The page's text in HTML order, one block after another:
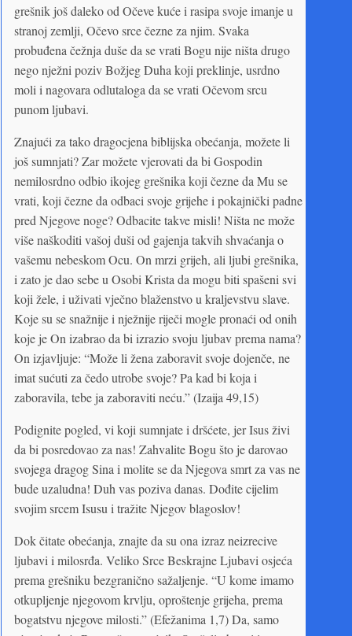
grešnik još daleko od Očeve kuće i rasipa svoje imanje u
stranoj zemlji, Očevo srce čezne za njim. Svaka
probuđena čežnja duše da se vrati Bogu nije ništa drugo
nego nježni poziv Božjeg Duha koji preklinje, usrdno
moli i nagovara odlutaloga da se vrati Očevom srcu
punom ljubavi.
Znajući za tako dragocjena biblijska obećanja, možete li
još sumnjati? Zar možete vjerovati da bi Gospodin
nemilosrdno odbio ikojeg grešnika koji čezne da Mu se
vrati, koji čezne da odbaci svoje grijehe i pokajnički padne
pred Njegove noge? Odbacite takve misli! Ništa ne može
više naškoditi vašoj duši od gajenja takvih shvaćanja o
vašemu nebeskom Ocu. On mrzi grijeh, ali ljubi grešnika,
i zato je dao sebe u Osobi Krista da mogu biti spašeni svi
koji žele, i uživati vječno blaženstvo u kraljevstvu slave.
Koje su se snažnije i nježnije riječi mogle pronaći od onih
koje je On izabrao da bi izrazio svoju ljubav prema nama?
On izjavljuje: “Može li žena zaboravit svoje dojenče, ne
imat sućuti za čedo utrobe svoje? Pa kad bi koja i
zaboravila, tebe ja zaboraviti neću.” (Izaija 49,15)
Podignite pogled, vi koji sumnjate i dršćete, jer Isus živi
da bi posredovao za nas! Zahvalite Bogu što je darovao
svojega dragog Sina i molite se da Njegova smrt za vas ne
bude uzaludna! Duh vas poziva danas. Dođite cijelim
svojim srcem Isusu i tražite Njegov blagoslov!
Dok čitate obećanja, znajte da su ona izraz neizrecive
ljubavi i milosrđa. Veliko Srce Beskrajne Ljubavi osjeća
prema grešniku bezgranično sažaljenje. “U kome imamo
otkupljenje njegovom krvlju, oproštenje grijeha, prema
bogatstvu njegove milosti.” (Efežanima 1,7) Da, samo